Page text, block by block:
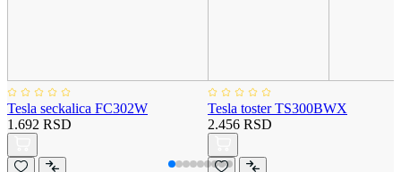
Tesla seckalica FC302W
1.692 RSD
Tesla toster TS300BWX
2.456 RSD